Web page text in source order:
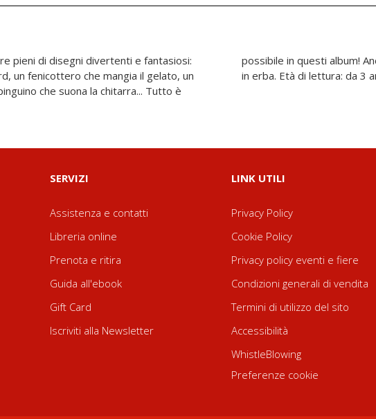
pieni di disegni divertenti e fantasiosi:
un fenicottero che mangia il gelato, un
che suona la chitarra... Tutto è
uscire dai bordi! Per piccoli artisti
in erba. Età di lettura: da 3
SERVIZI
Assistenza e contatti
Libreria online
Prenota e ritira
Guida all'ebook
Gift Card
Iscriviti alla Newsletter
LINK UTILI
Privacy Policy
Cookie Policy
Privacy policy eventi e fiere
Condizioni generali di vendita
Termini di utilizzo del sito
Accessibilità
WhistleBlowing
Preferenze cookie